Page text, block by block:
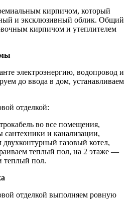
кирпичом, который
и эксклюзивный облик. Общий
кирпичом и утеплителем
электроэнергию, водопровод и
до ввода в дом, устанавливаем
отделкой:
во все помещения,
сантехники и канализации,
двухконтурный газовый котел,
теплый пол, на 2 этаже —
теплый пол.
отделкой выполняем ровную